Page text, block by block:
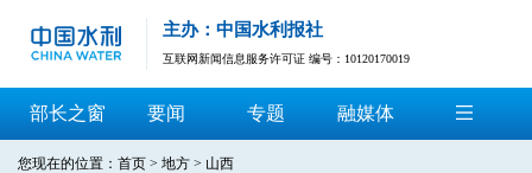
主办：中国水利报社
互联网新闻信息服务许可证 编号：10120170019
部长之窗 要闻 专题 融媒体
您现在的位置： 首页 > 地方 > 山西